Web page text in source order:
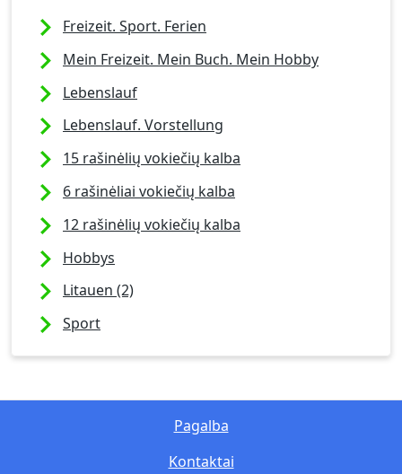
Freizeit. Sport. Ferien
Mein Freizeit. Mein Buch. Mein Hobby
Lebenslauf
Lebenslauf. Vorstellung
15 rašinėlių vokiečių kalba
6 rašinėliai vokiečių kalba
12 rašinėlių vokiečių kalba
Hobbys
Litauen (2)
Sport
Kontaktai
Pagalba